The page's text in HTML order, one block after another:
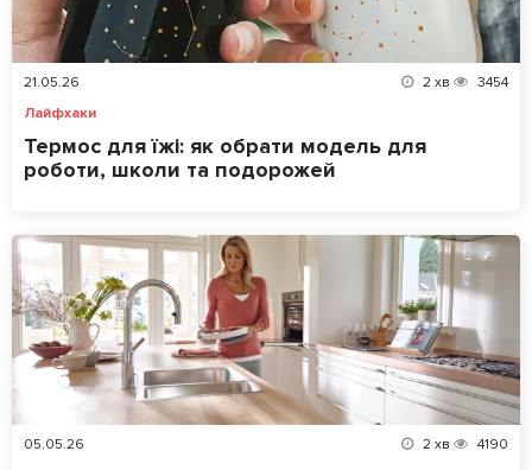
21.05.26 2 хв
3454
Лайфхаки
Термос для їжі: як обрати модель для
роботи, школи та подорожей
05.05.26 2 хв
4190